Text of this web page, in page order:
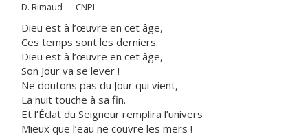
D. Rimaud — CNPL
Dieu est à l’œuvre en cet âge,
Ces temps sont les derniers.
Dieu est à l’œuvre en cet âge,
Son Jour va se lever !
Ne doutons pas du Jour qui vient,
La nuit touche à sa fin.
Et l’Éclat du Seigneur remplira l’univers
Mieux que l’eau ne couvre les mers !